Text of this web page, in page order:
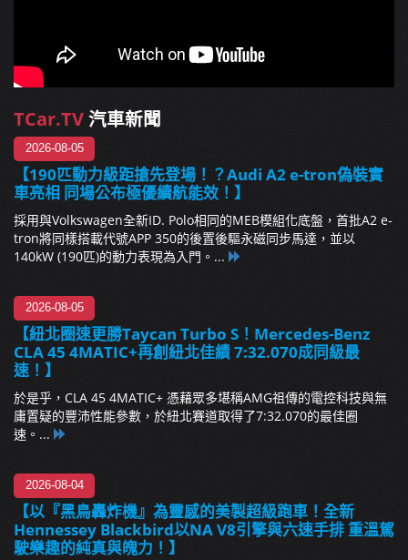
TCar.TV汽車新聞
2026-08-05
【190匹動力級距搶先登場！？Audi A2 e-tron偽裝實
車亮相 同場公布極優續航能效！】
採用與Volkswagen全新ID. Polo相同的MEB模組化底盤，首批A2 e-
tron將同樣搭載代號APP 350的後置後驅永磁同步馬達，並以
140kW (190匹)的動力表現為入門。...
2026-08-05
【紐北圈速更勝Taycan Turbo S！Mercedes-Benz
CLA 45 4MATIC+再創紐北佳績 7:32.070成同級最
速！】
於是乎，CLA 45 4MATIC+ 憑藉眾多堪稱AMG祖傳的電控科技與無
庸置疑的豐沛性能參數，於紐北賽道取得了7:32.070的最佳圈
速。...
2026-08-04
【以『黑鳥轟炸機』為靈感的美製超級跑車！全新
Hennessey Blackbird以NA V8引擎與六速手排 重溫駕
駛樂趣的純真與魄力！】